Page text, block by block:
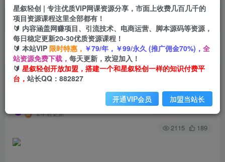
首页 创业课程 会员专属 正文
（9646期）《某公众号付费文章合集》颠覆你过
去所有的认知 从认识到实践的全方位指导
2年前更新
关注 私信
2115 189
星叙轻创 | 专注优质VIP网课资源分享，市面上收费几百几千的
项目资源课程这里全部都有！
🔰 内容涵盖网赚项目、引流技术、电商运营、脚本源码等资源，
每日稳定更新20-30优质资源课程！
🔰 本站VIP 限时特惠， ￥79/年，￥99/永久 (推广佣金70%)， 全
站资源免费下载， 每天更新，欢迎加入！
🔰 星叙轻创开放加盟，搭建一个和星叙轻创一样的知识付费平
台， 站长QQ：882827
开通VIP会员 加盟当站长